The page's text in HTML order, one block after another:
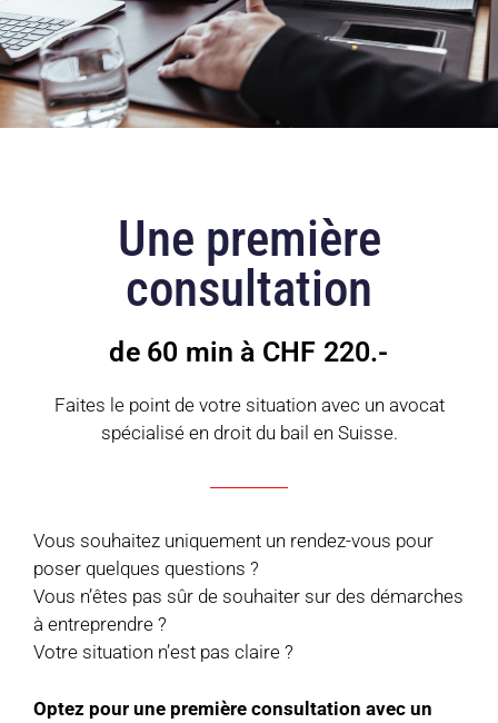
Une première
consultation
de 60 min à CHF 220.-
Faites le point de votre situation avec un avocat
spécialisé en droit du bail en Suisse.
Vous souhaitez uniquement un rendez-vous pour
poser quelques questions ?
Vous n’êtes pas sûr de souhaiter sur des démarches
à entreprendre ?
Votre situation n’est pas claire ?
Optez pour une première consultation avec un